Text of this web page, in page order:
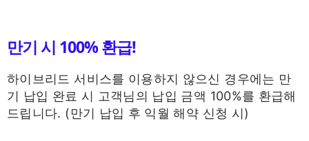
만기 시 100% 환급!
하이브리드 서비스를 이용하지 않으신 경우에는 만
기 납입 완료 시 고객님의 납입 금액 100%를 환급해
드립니다. (만기 납입 후 익월 해약 신청 시)